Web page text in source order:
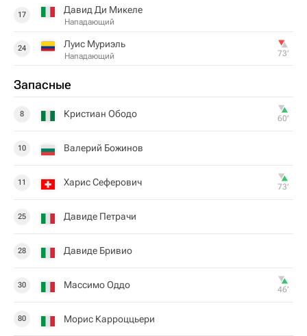
17 Давид Ди Микеле
Нападающий
24 Луис Муриэль
Нападающий 73‎’‎
Запасные
8 Кристиан Ободо 60‎’‎
10 Валерий Божинов
11 Харис Сеферович 73‎’‎
25 Давиде Петрачи
28 Давиде Бривио
30 Массимо Оддо 46‎’‎
80 Морис Карроццьери